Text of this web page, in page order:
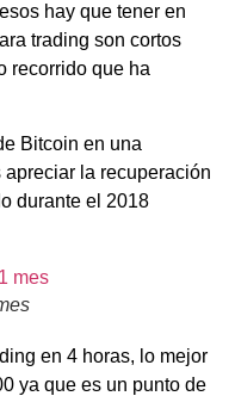
hay que tener en
trading son cortos
recorrido que ha
Bitcoin en una
la recuperación
durante el 2018
en 4 horas, lo mejor
ya que es un punto de